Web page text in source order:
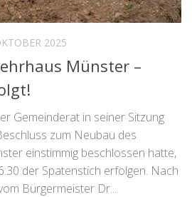
2025
Münster –
Gemeinderat in seiner Sitzung
zum Neubau des
einstimmig beschlossen hatte,
der Spatenstich erfolgen. Nach
Bürgermeister Dr....